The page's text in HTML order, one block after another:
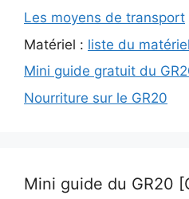
Les moyens de transport
Matériel : liste du
Mini guide gratuit du
Nourriture sur le GR20
Mini guide du GR20